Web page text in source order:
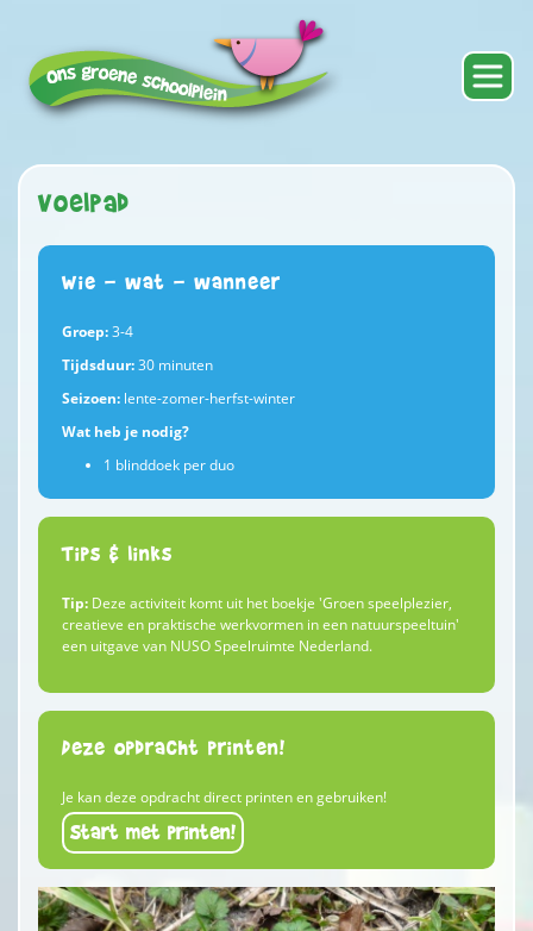
Voelpad
Wie - wat - wanneer
Groep:3-4
Tijdsduur:30 minuten
Seizoen: lente-zomer-herfst-winter
Wat heb je nodig?
1 blinddoek per duo
Tips & links
Tip: Deze activiteit komt uit het boekje 'Groen speelplezier,
creatieve en praktische werkvormen in een natuurspeeltuin'
een uitgave van NUSO Speelruimte Nederland.
Deze opdracht printen!
Je kan deze opdracht direct printen en gebruiken!
Start met printen!